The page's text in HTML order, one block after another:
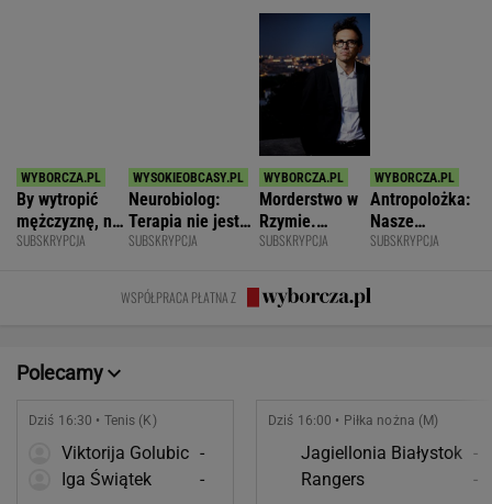
By wytropić
mężczyznę, nie
musi nawet
SUBSKRYPCJA
Neurobiolog:
Terapia nie jest
konieczna. Mózg
zmianę
SUBSKRYPCJA
Morderstwo w
Rzymie.
Dlaczego
zniszczyli
swoje życia?
SUBSKRYPCJA
Antropolożka:
Nasze
społeczeństwo
SUBSKRYPCJA
WSPÓŁPRACA PŁATNA Z
Polecamy
Dziś 16:30 • Tenis (K)
Viktorija Golubic -
Iga Świątek
-
Dziś 16:00 • Piłka nożna (M)
Jagiellonia Białystok -
Rangers
-